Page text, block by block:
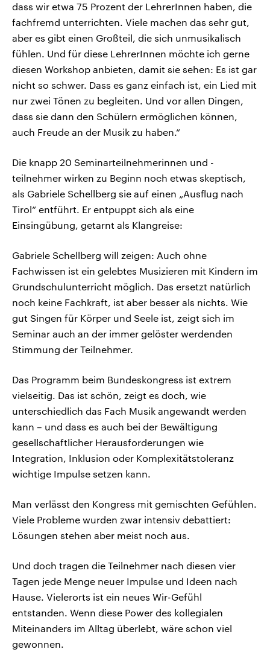
dass wir etwa 75 Prozent der LehrerInnen haben, die
fachfremd unterrichten. Viele machen das sehr gut,
aber es gibt einen Großteil, die sich unmusikalisch
fühlen. Und für diese LehrerInnen möchte ich gerne
diesen Workshop anbieten, damit sie sehen: Es ist gar
nicht so schwer. Dass es ganz einfach ist, ein Lied mit
nur zwei Tönen zu begleiten. Und vor allen Dingen,
dass sie dann den Schülern ermöglichen können,
auch Freude an der Musik zu haben.“
Die knapp 20 Seminarteilnehmerinnen und -
teilnehmer wirken zu Beginn noch etwas skeptisch,
als Gabriele Schellberg sie auf einen „Ausflug nach
Tirol“ entführt. Er entpuppt sich als eine
Einsingübung, getarnt als Klangreise:
Gabriele Schellberg will zeigen: Auch ohne
Fachwissen ist ein gelebtes Musizieren mit Kindern im
Grundschulunterricht möglich. Das ersetzt natürlich
noch keine Fachkraft, ist aber besser als nichts. Wie
gut Singen für Körper und Seele ist, zeigt sich im
Seminar auch an der immer gelöster werdenden
Stimmung der Teilnehmer.
Das Programm beim Bundeskongress ist extrem
vielseitig. Das ist schön, zeigt es doch, wie
unterschiedlich das Fach Musik angewandt werden
kann – und dass es auch bei der Bewältigung
gesellschaftlicher Herausforderungen wie
Integration, Inklusion oder Komplexitätstoleranz
wichtige Impulse setzen kann.
Man verlässt den Kongress mit gemischten Gefühlen.
Viele Probleme wurden zwar intensiv debattiert:
Lösungen stehen aber meist noch aus.
Und doch tragen die Teilnehmer nach diesen vier
Tagen jede Menge neuer Impulse und Ideen nach
Hause. Vielerorts ist ein neues Wir-Gefühl
entstanden. Wenn diese Power des kollegialen
Miteinanders im Alltag überlebt, wäre schon viel
gewonnen.